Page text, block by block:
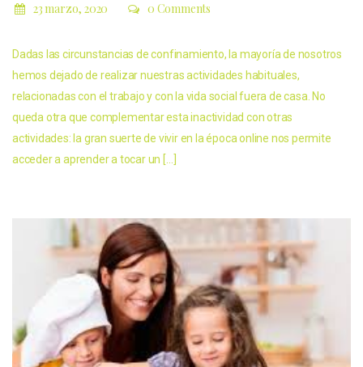
23 marzo, 2020 0 Comments
Dadas las circunstancias de confinamiento, la mayoría de nosotros
hemos dejado de realizar nuestras actividades habituales,
relacionadas con el trabajo y con la vida social fuera de casa. No
queda otra que complementar esta inactividad con otras
actividades: la gran suerte de vivir en la época online nos permite
acceder a aprender a tocar un […]